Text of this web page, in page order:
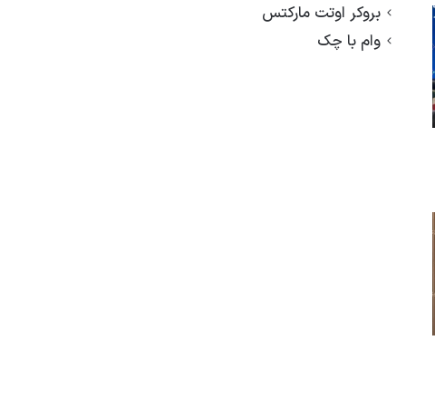
بروکر اوتت مارکتس
وام با چک